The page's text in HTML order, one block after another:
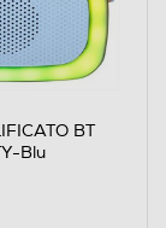
BT
Blu